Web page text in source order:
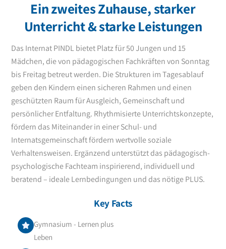
Ein zweites Zuhause, starker
Unterricht & starke Leistungen
Das Internat PINDL bietet Platz für 50 Jungen und 15
Mädchen, die von pädagogischen Fachkräften von Sonntag
bis Freitag betreut werden. Die Strukturen im Tagesablauf
geben den Kindern einen sicheren Rahmen und einen
geschützten Raum für Ausgleich, Gemeinschaft und
persönlicher Entfaltung. Rhythmisierte Unterrichtskonzepte,
fördern das Miteinander in einer Schul- und
Internatsgemeinschaft fördern wertvolle soziale
Verhaltensweisen. Ergänzend unterstützt das pädagogisch-
psychologische Fachteam inspirierend, individuell und
beratend – ideale Lernbedingungen und das nötige PLUS.
Key Facts
Gymnasium - Lernen plus
Leben